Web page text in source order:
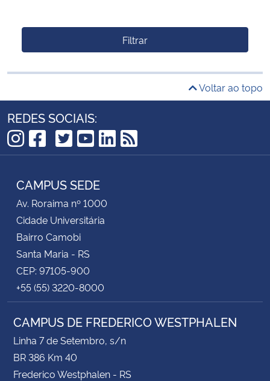
Filtrar
Voltar ao topo
REDES SOCIAIS:
Instagram
Facebook
TikTok
Twitter
YouTube
LinkedIn
RSS
CAMPUS SEDE
Av. Roraima nº 1000
Cidade Universitária
Bairro Camobi
Santa Maria - RS
CEP: 97105-900
+55 (55) 3220-8000
CAMPUS DE FREDERICO WESTPHALEN
Linha 7 de Setembro, s/n
BR 386 Km 40
Frederico Westphalen - RS